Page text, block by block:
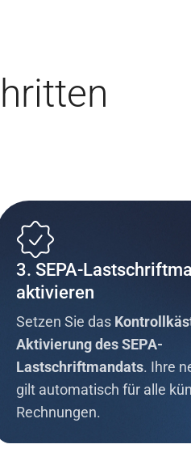
3. SEPA-
aktivieren
Setzen Sie das
Aktivierung des SEPA-
Lastschriftmandats. Ihre
gilt automatisch für alle
Rechnungen.